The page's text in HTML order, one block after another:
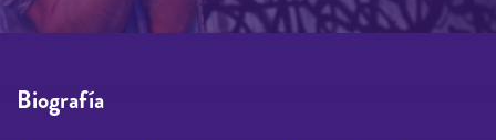
Biografía